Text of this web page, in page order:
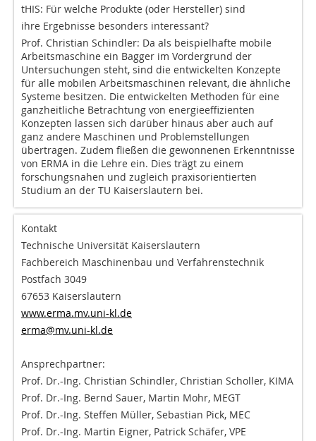
tHIS: Für welche Produkte (oder Hersteller) sind
ihre Ergebnisse besonders interessant?
Prof. Christian Schindler: Da als beispielhafte mobile
Arbeitsmaschine ein Bagger im Vordergrund der
Untersuchungen steht, sind die entwickelten Konzepte
für alle mobilen Arbeitsmaschinen relevant, die ähnliche
Systeme besitzen. Die entwickelten Methoden für eine
ganzheitliche Betrachtung von energieeffizienten
Konzepten lassen sich darüber hinaus aber auch auf
ganz andere Maschinen und Problemstellungen
übertragen. Zudem fließen die gewonnenen Erkenntnisse
von ERMA in die Lehre ein. Dies trägt zu einem
forschungsnahen und zugleich praxisorientierten
Studium an der TU Kaiserslautern bei.
Kontakt
Technische Universität Kaiserslautern
Fachbereich Maschinenbau und Verfahrenstechnik
Postfach 3049
67653 Kaiserslautern
www.erma.mv.uni-kl.de
erma@mv.uni-kl.de
Ansprechpartner:
Prof. Dr.-Ing. Christian Schindler, Christian Scholler, KIMA
Prof. Dr.-Ing. Bernd Sauer, Martin Mohr, MEGT
Prof. Dr.-Ing. Steffen Müller, Sebastian Pick, MEC
Prof. Dr.-Ing. Martin Eigner, Patrick Schäfer, VPE